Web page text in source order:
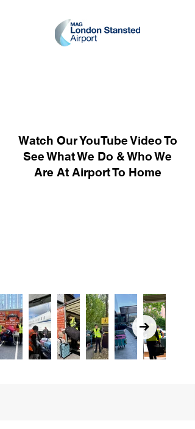
Watch Our YouTube Video To
See What We Do & Who We
Are At Airport To Home